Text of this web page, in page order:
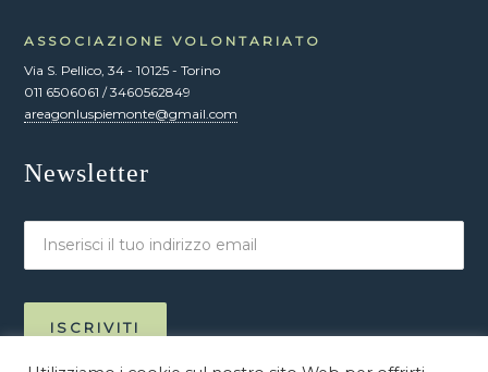
ASSOCIAZIONE VOLONTARIATO
Via S. Pellico, 34 - 10125 - Torino
011 6506061 / 3460562849
areagonluspiemonte@gmail.com
Newsletter